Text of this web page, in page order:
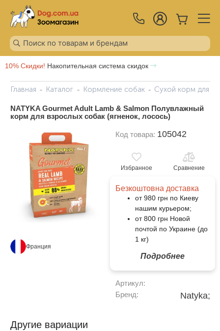
10% Скидки! Накопительная система скидок
Главная Каталог Кормление собак Сухой корм для
NATYKA Gourmet Adult Lamb & Salmon Полувлажный
корм для взрослых собак (ягненок, лосось)
Франция
Код товара: 105042
Избранное Сравнение
Безкоштовна доставка
от 980 грн по Киеву
нашим курьером;
от 800 грн Новой
почтой по Украине (до
1 кг)
Подробнее
Артикул:
Бренд:
Natyka;
Другие вариации